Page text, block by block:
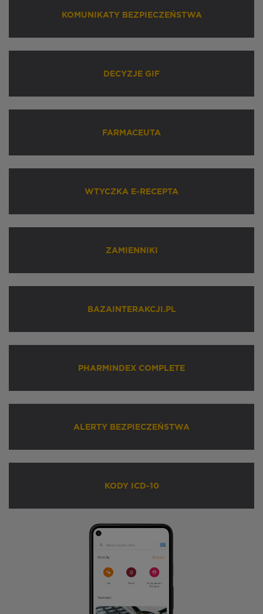
KOMUNIKATY BEZPIECZEŃSTWA
DECYZJE GIF
FARMACEUTA
WTYCZKA E-RECEPTA
ZAMIENNIKI
BAZAINTERAKCJI.PL
PHARMINDEX COMPLETE
ALERTY BEZPIECZEŃSTWA
KODY ICD-10